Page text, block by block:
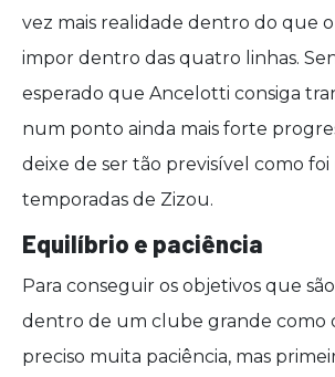
vez mais realidade dentro do que
impor dentro das quatro linhas.
esperado que Ancelotti consiga
num ponto ainda mais forte
deixe de ser tão previsível como foi
temporadas de Zizou.
Equilíbrio e paciência
Para conseguir os objetivos que
dentro de um clube grande como
preciso muita paciência, mas